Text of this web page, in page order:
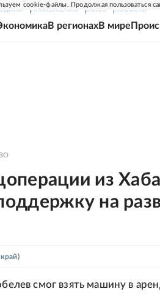
cookie-файлы. Продолжая пользоваться
ПРИЛОЖЕНИЯ СОЮЗ НОВОСТИ
В регионахВ мире
из
на
смог взять машину в